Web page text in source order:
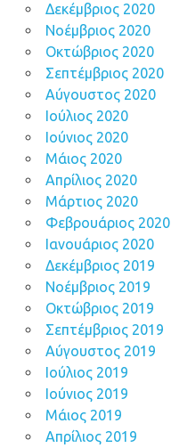
Δεκέμβριος 2020
Νοέμβριος 2020
Οκτώβριος 2020
Σεπτέμβριος 2020
Αύγουστος 2020
Ιούλιος 2020
Ιούνιος 2020
Μάιος 2020
Απρίλιος 2020
Μάρτιος 2020
Φεβρουάριος 2020
Ιανουάριος 2020
Δεκέμβριος 2019
Νοέμβριος 2019
Οκτώβριος 2019
Σεπτέμβριος 2019
Αύγουστος 2019
Ιούλιος 2019
Ιούνιος 2019
Μάιος 2019
Απρίλιος 2019